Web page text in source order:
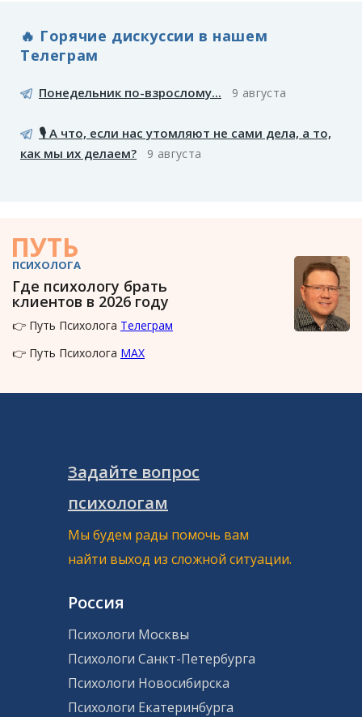
🔥 Горячие дискуссии в нашем
Телеграм
Понедельник по-взрослому... 9 августа
🎙️ А что, если нас утомляют не сами дела, а то,
как мы их делаем?
9 августа
ПУТЬ
ПСИХОЛОГА
Где психологу брать
клиентов в 2026 году
👉 Путь Психолога Телеграм
👉 Путь Психолога MAX
Задайте вопрос
психологам
Мы будем рады помочь вам
найти выход из сложной ситуации.
Россия
Психологи Москвы
Психологи Санкт-Петербурга
Психологи Новосибирска
Психологи Екатеринбурга